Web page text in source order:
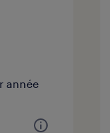
année